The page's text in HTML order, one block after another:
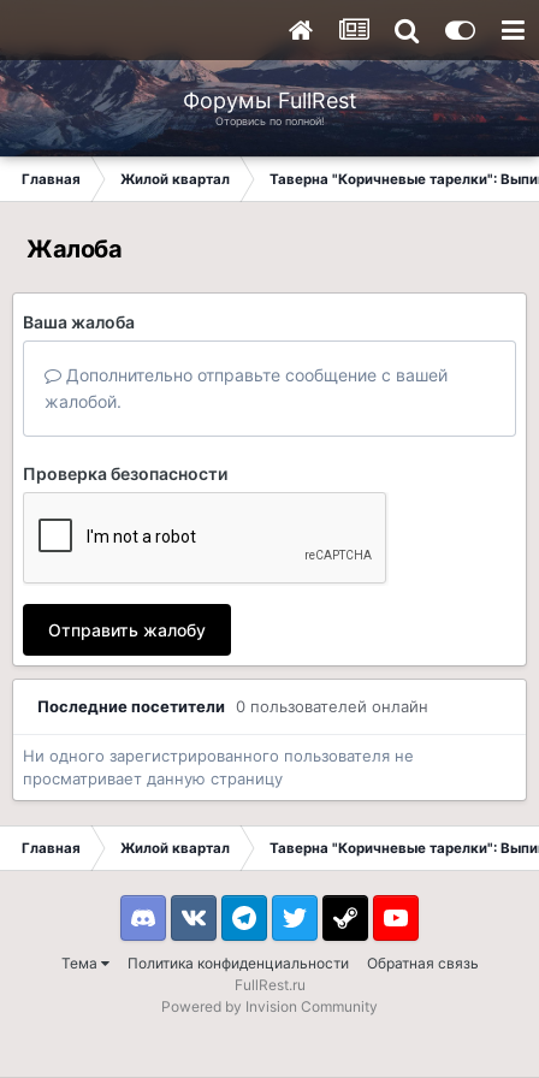
Форумы FullRest
Оторвись по полной!
Главная Жилой квартал Таверна "Коричневые тарелки":
Жалоба
Ваша жалоба
Дополнительно отправьте сообщение с вашей
жалобой.
Проверка безопасности
Отправить жалобу
Последние посетители 0 пользователей онлайн
Ни одного зарегистрированного пользователя не
просматривает данную страницу
Главная Жилой квартал Таверна "Коричневые тарелки":
Тема Политика конфиденциальности Обратная связь
DiscordVK TelegramTwitter Steam Youtube
FullRest.ru
Powered by Invision Community